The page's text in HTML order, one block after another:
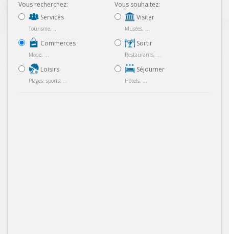
Vous recherchez:
Services
Tourisme, ...
Commerces
Mode, ...
Loisirs
Plages, sports, ...
Vous souhaitez:
Visiter
Musées, ...
Sortir
Restaurants, ...
Séjourner
Hôtels, ...